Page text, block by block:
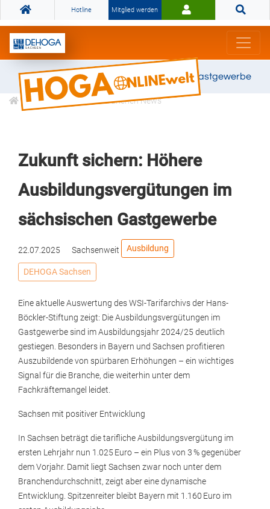
Hotline Mitglied werden
Gemeinsam stark für das Gastgewerbe
Informationen Branchen News
Zukunft sichern: Höhere
Ausbildungsvergütungen im
sächsischen Gastgewerbe
22.07.2025 Sachsenweit Ausbildung
DEHOGA Sachsen
Eine aktuelle Auswertung des WSI-Tarifarchivs der Hans-
Böckler-Stiftung zeigt: Die Ausbildungsvergütungen im
Gastgewerbe sind im Ausbildungsjahr 2024/25 deutlich
gestiegen. Besonders in Bayern und Sachsen profitieren
Auszubildende von spürbaren Erhöhungen – ein wichtiges
Signal für die Branche, die weiterhin unter dem
Fachkräftemangel leidet.
Sachsen mit positiver Entwicklung
In Sachsen beträgt die tarifliche Ausbildungsvergütung im
ersten Lehrjahr nun 1.025 Euro – ein Plus von 3 % gegenüber
dem Vorjahr. Damit liegt Sachsen zwar noch unter dem
Branchendurchschnitt, zeigt aber eine dynamische
Entwicklung. Spitzenreiter bleibt Bayern mit 1.160 Euro im